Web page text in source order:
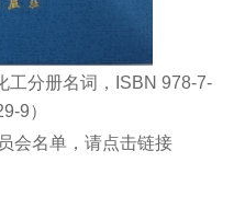
分册名词，
ISBN 978-7-
9）
会名单，请点击链接